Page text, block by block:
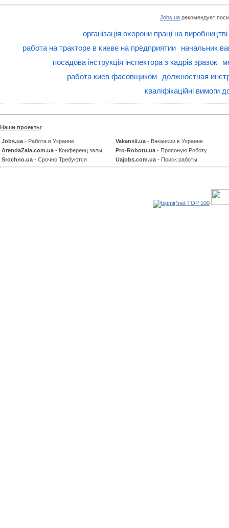
Jobs.ua рекомендует
організація охорони праці на виробництві
работа на тракторе в киеве на предприятии
начальник
посадова інструкція інспектора з кадрів зразок
работа киев фасовщиком
должностная
кваліфікаційні вимоги
Наши проекты:
Jobs.ua - Работа в Украине Vakansii.ua - Вакансии в Украине
ArendaZala.com.ua - Конференц залы Pro-Robotu.ua - Пропоную Роботу
Srochno.ua - Срочно Требуются Uajobs.com.ua - Поиск работы